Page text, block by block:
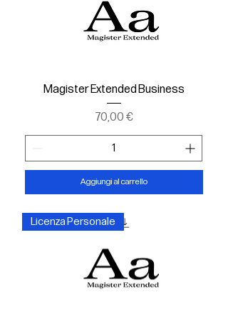
Magister Extended Business
Prezzo
70,00 €
Aggiungi al carrello
Licenza Personale